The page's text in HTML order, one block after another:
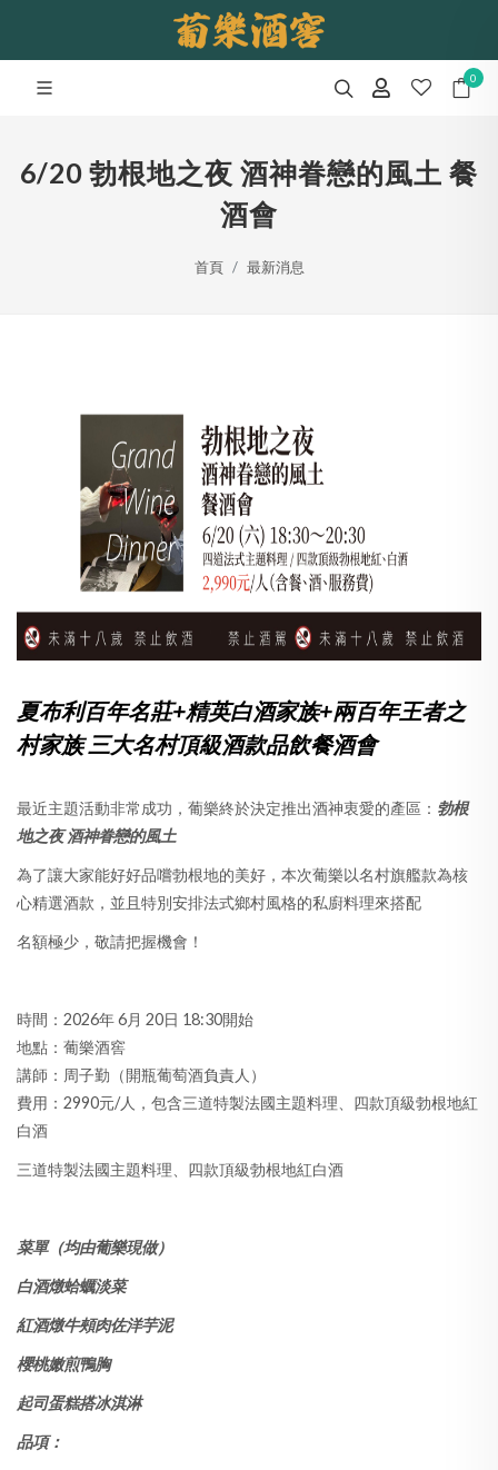
0
6/20 勃根地之夜 酒神眷戀的風土 餐
酒會
首頁 最新消息
夏布利百年名莊+精英白酒家族+兩百年王者之
村家族 三大名村頂級酒款品飲餐酒會
最近主題活動非常成功，葡樂終於決定推出酒神衷愛的產區： 勃根
地之夜 酒神眷戀的風土
為了讓大家能好好品嚐勃根地的美好，本次葡樂以名村旗艦款為核
心精選酒款，並且特別安排法式鄉村風格的私廚料理來搭配
名額極少，敬請把握機會！
時間：2026年 6月 20日 18:30開始
地點：葡樂酒窖
講師：周子勤（開瓶葡萄酒負責人）
費用：2990元/人，包含三道特製法國主題料理、四款頂級勃根地紅
白酒
三道特製法國主題料理、四款頂級勃根地紅白酒
菜單（均由葡樂現做）
白酒燉蛤蠣淡菜
紅酒燉牛頰肉佐洋芋泥
櫻桃嫩煎鴨胸
起司蛋糕搭冰淇淋
品項：